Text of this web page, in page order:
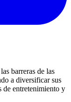
barreras de las
a diversificar sus
de entretenimiento y